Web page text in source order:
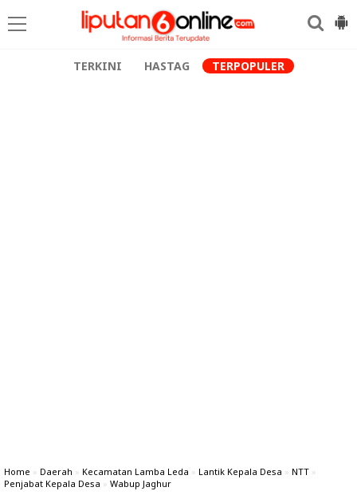
TERKINI HASTAG TERPOPULER
Home » Daerah » Kecamatan Lamba Leda » Lantik Kepala Desa » NTT »
Penjabat Kepala Desa » Wabup Jaghur